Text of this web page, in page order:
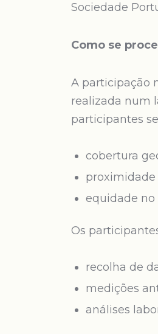
Sociedade
Como se
A participação
realizada num
participantes
cobertura
equidade no
Os
recolha de
medições
análises